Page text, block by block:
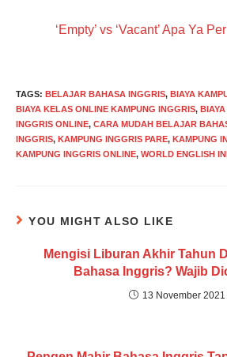
‘Empty’ vs ‘Vacant’ Apa Ya
TAGS: BELAJAR BAHASA INGGRIS, BIAYA
BIAYA KELAS ONLINE KAMPUNG INGGRIS,
INGGRIS ONLINE, CARA MUDAH BELAJAR
INGGRIS, KAMPUNG INGGRIS PARE, KAMPUNG
KAMPUNG INGGRIS ONLINE, WORLD ENGLISH
YOU MIGHT ALSO LIKE
Mengisi Liburan Akhir Tahun
Bahasa Inggris? Wajib
13 November 2021